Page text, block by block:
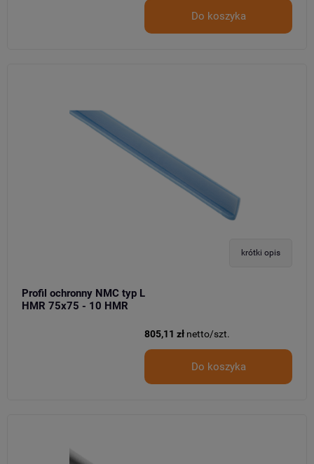
Do koszyka
krótki opis
Profil ochronny NMC typ L
HMR 75x75 - 10 HMR
805,11 zł netto/szt.
Do koszyka